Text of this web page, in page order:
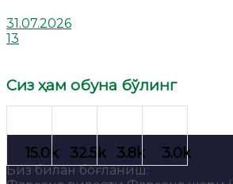
31.07.2026
13
Сиз ҳам обуна бўлинг
Биз билан боғланиш: